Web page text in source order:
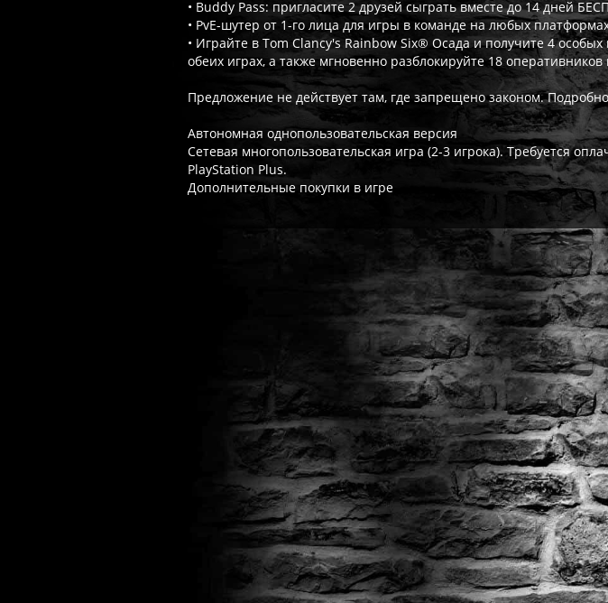
• Buddy Pass: пригласите 2 друзей сыграть вместе до 14 дней
• PvE-шутер от 1-го лица для игры в команде на любых
• Играйте в Tom Clancy's Rainbow Six® Осада и получите 4
обеих играх, а также мгновенно разблокируйте 18
Предложение не действует там, где запрещено законом.
Автономная однопользовательская версия
Сетевая многопользовательская игра (2-3 игрока). Требуется
PlayStation Plus.
Дополнительные покупки в игре
Часто спрашивают
Когда я получу доступ к игре?Прокат выдаётся автоматически
Если локализация игры для PlayStation
Что если игра не запускается? Свяжитесь с нашей поддержкой —
Есть ли поддержка после покупки?Да, наша поддержка работает